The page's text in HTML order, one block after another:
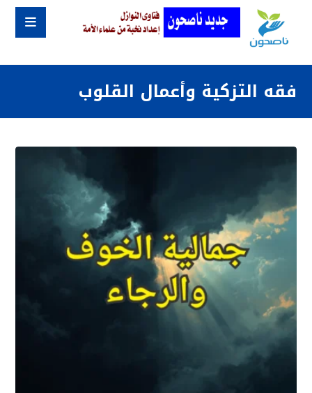
فقه التزكية وأعمال القلوب